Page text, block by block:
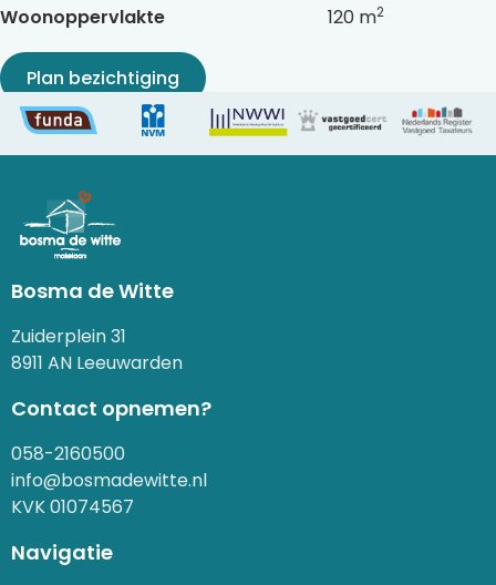
Woonoppervlakte
120 m2
Plan bezichtiging
Bosma de Witte
Zuiderplein 31
8911 AN Leeuwarden
Contact opnemen?
058-2160500
info@bosmadewitte.nl
KVK 01074567
Navigatie